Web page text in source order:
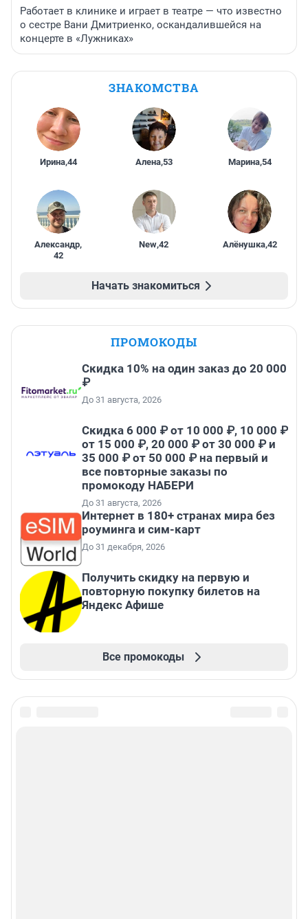
Работает в клинике и играет в театре — что известно
о сестре Вани Дмитриенко, оскандалившейся на
концерте в «Лужниках»
ЗНАКОМСТВА
Ирина,44 Алена,53 Марина,54
Александр,
42
New,42 Алёнушка,42
Начать знакомиться
ПРОМОКОДЫ
Скидка 10% на один заказ до 20 000
₽
До 31 августа, 2026
Скидка 6 000 ₽ от 10 000 ₽, 10 000 ₽
от 15 000 ₽, 20 000 ₽ от 30 000 ₽ и
35 000 ₽ от 50 000 ₽ на первый и
все повторные заказы по
промокоду НАБЕРИ
До 31 августа, 2026
Интернет в 180+ странах мира без
роуминга и сим-карт
До 31 декабря, 2026
Получить скидку на первую и
повторную покупку билетов на
Яндекс Афише
Все промокоды